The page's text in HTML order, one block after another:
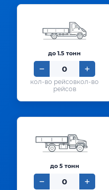
до 1.5 тонн
кол-во
рейсов
до 5 тонн